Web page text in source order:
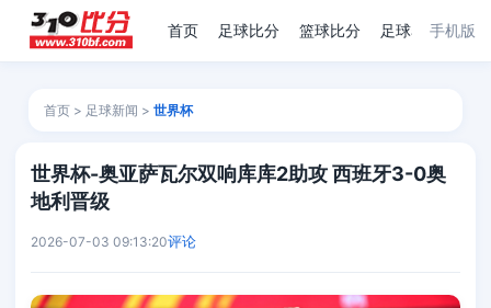
首页 足球比分 篮球比分 足球赛程 足
手机版
首页 > 足球新闻 > 世界杯
世界杯-奥亚萨瓦尔双响库库2助攻 西班牙3-0奥
地利晋级
2026-07-03 09:13:20评论